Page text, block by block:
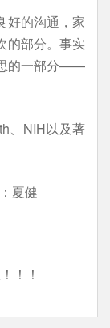
好的沟通，家
的部分。事实
的一部分——
、NIH以及著
夏健
！！